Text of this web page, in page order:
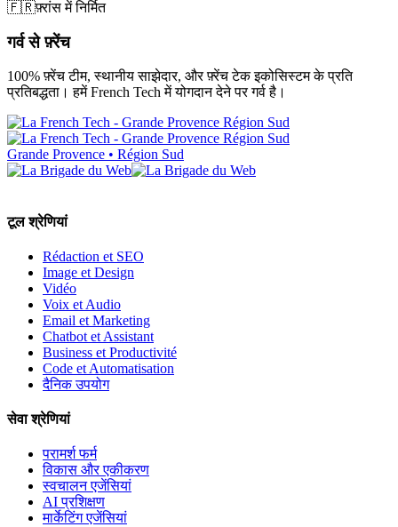
🇫🇷फ़्रांस में निर्मित
गर्व से फ़्रेंच
100% फ़्रेंच टीम, स्थानीय साझेदार, और फ़्रेंच टेक इकोसिस्टम के प्रति
प्रतिबद्धता। हमें French Tech में योगदान देने पर गर्व है।
Grande Provence • Région Sud
टूल श्रेणियां
Rédaction et SEO
Image et Design
Vidéo
Voix et Audio
Email et Marketing
Chatbot et Assistant
Business et Productivité
Code et Automatisation
दैनिक उपयोग
सेवा श्रेणियां
परामर्श फर्म
विकास और एकीकरण
स्वचालन एजेंसियां
AI प्रशिक्षण
मार्केटिंग एजेंसियां